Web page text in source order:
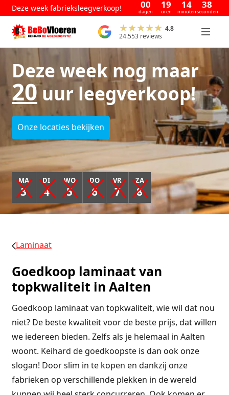
Deze week fabrieksleegverkoop! 00
dagen
19
uren
14
minuten
37
seconden
4.8
24.553 reviews
Deze week nog maar
20uur leegverkoop!
Onze locaties bekijken
MA
3
DI
4
WO
5
DO
6
VR
7
ZA
8
Laminaat
Goedkoop laminaat van
topkwaliteit in Aalten
Goedkoop laminaat van topkwaliteit, wie wil dat nou
niet? De beste kwaliteit voor de beste prijs, dat willen
we iedereen bieden. Zelfs als je helemaal in Aalten
woont. Keihard de goedkoopste is dan ook onze
slogan! Door slim in te kopen en dankzij onze
fabrieken op verschillende plekken in de wereld